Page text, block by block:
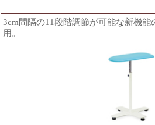
3cm間隔の11段階調節が可能な新機
用。